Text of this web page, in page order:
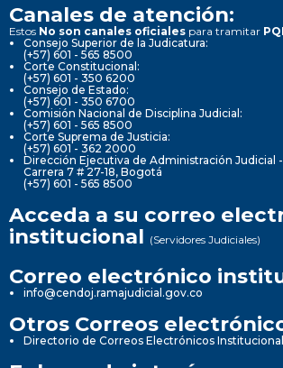
Canales de atención:
Estos No son canales oficiales para tramitar
Consejo Superior de la Judicatura:
(+57) 601 - 565 8500
Corte Constitucional:
(+57) 601 - 350 6200
Consejo de Estado:
(+57) 601 - 350 6700
Comisión Nacional de Disciplina Judicial:
(+57) 601 - 565 8500
Corte Suprema de Justicia:
(+57) 601 - 362 2000
Dirección Ejecutiva de Administración Judicial -
Carrera 7 # 27-18, Bogotá
(+57) 601 - 565 8500
Acceda a su correo
institucional (Servidores Judiciales)
Correo electrónico
info@cendoj.ramajudicial.gov.co
Otros Correos
Directorio de Correos Electrónicos